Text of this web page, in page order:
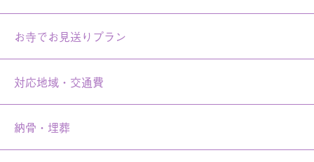
お寺でお見送りプラン
対応地域・交通費
納骨・埋葬